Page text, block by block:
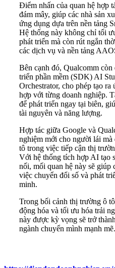
Điểm nhấn của quan hệ hợp
đám mây, giúp các nhà sản
ứng dụng dựa trên nền tảng
Hệ thống này không chỉ tối
phát triển mà còn rút ngắn
các dịch vụ và nền tảng
Bên cạnh đó, Qualcomm
triển phần mềm (SDK) AI
Orchestrator, cho phép tạo
hợp với từng doanh nghiệp.
để phát triển ngay tại biên,
tài nguyên và năng lượng.
Hợp tác giữa Google và
nghiệm mới cho người lái mà
tô trong việc tiếp cận thị
Với hệ thống tích hợp AI tạo
nối, mối quan hệ này sẽ giúp
việc chuyển đổi số và phát
minh.
Trong bối cảnh thị trường ô
động hóa và tối ưu hóa trải
này được kỳ vọng sẽ trở
ngành chuyển mình mạnh mẽ.